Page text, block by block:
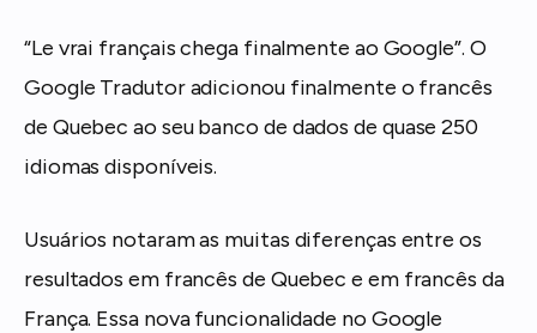
“Le vrai français chega finalmente ao Google”. O
Google Tradutor adicionou finalmente o francês
de Quebec ao seu banco de dados de quase 250
idiomas disponíveis.
Usuários notaram as muitas diferenças entre os
resultados em francês de Quebec e em francês da
França. Essa nova funcionalidade no Google